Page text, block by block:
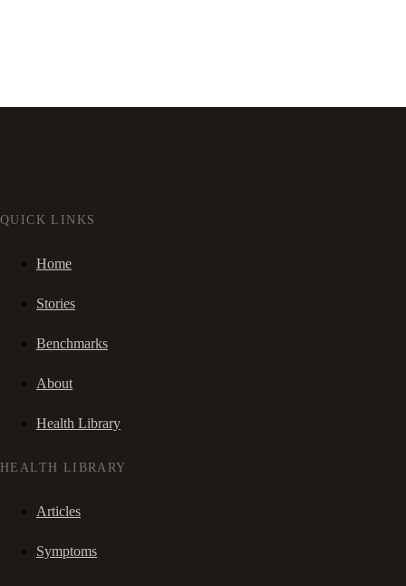
QUICK LINKS
Home
Stories
Benchmarks
About
Health Library
HEALTH LIBRARY
Articles
Symptoms